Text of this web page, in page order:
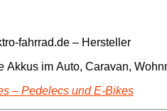
fahrrad.de – Hersteller
im Auto, Caravan,
– Pedelecs und E-Bikes